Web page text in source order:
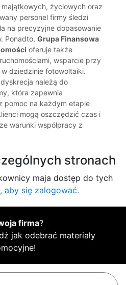
życiowych oraz
personel firmy śledzi
na precyzyjne dopasowanie
Ponadto, Grupa Finansowa
oferuje także
wsparcie przy
dziedzinie fotowoltaiki.
należą do
która zapewnia
pomoc na każdym etapie
mogą oszczędzić czas i
warunki współpracy z
stronach
maja dostęp do tych
aby się zalogować.
firma?
jak odebrać materiały